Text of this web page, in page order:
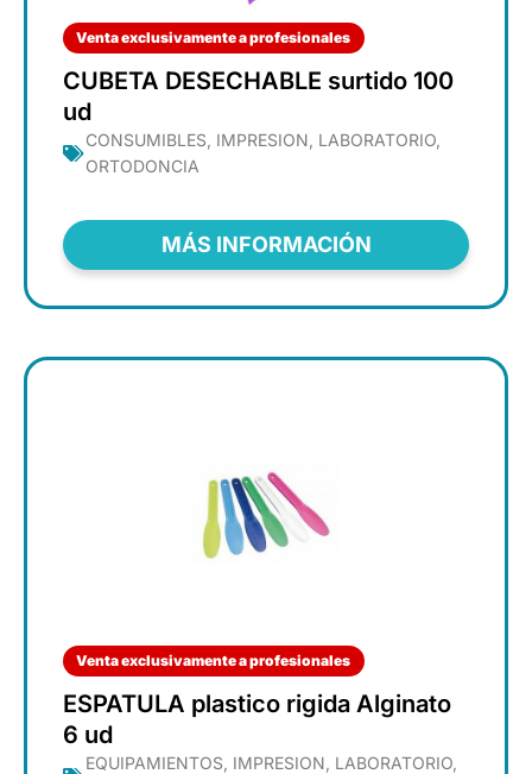
Venta exclusivamente a profesionales
CUBETA DESECHABLE surtido 100
ud
CONSUMIBLES IMPRESION LABORATORIO
ORTODONCIA
MÁS INFORMACIÓN
Venta exclusivamente a profesionales
ESPATULA plastico rigida Alginato
6 ud
EQUIPAMIENTOS IMPRESION LABORATORIO